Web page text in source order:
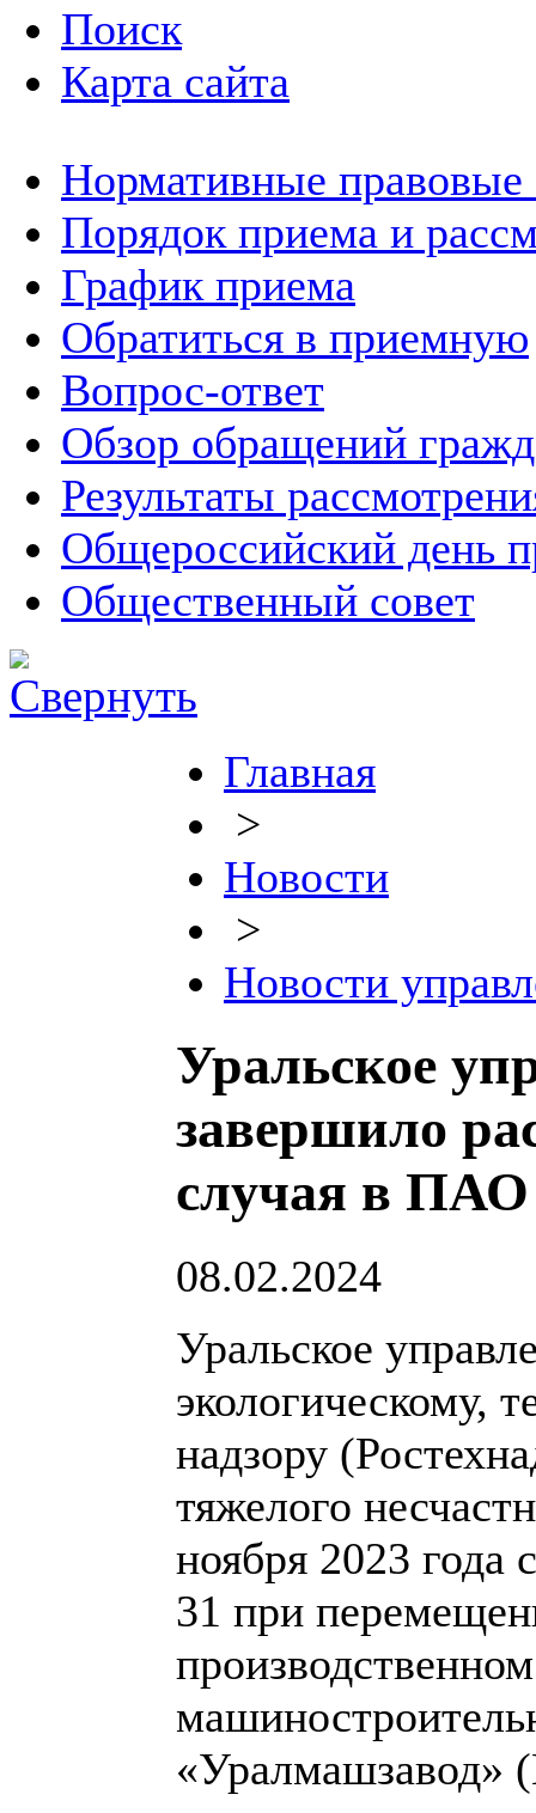
Поиск
Карта сайта
Нормативные правовые
Порядок приема и
График приема
Обратиться в приемную
Вопрос-ответ
Обзор обращений
Результаты
Общероссийский день
Общественный совет
Главная
>
Новости
>
Новости
Уральское
завершило
случая в
08.02.2024
Уральское
экологическому,
надзору
тяжелого
ноября 2023 года
31 при
«Уралмашзавод»